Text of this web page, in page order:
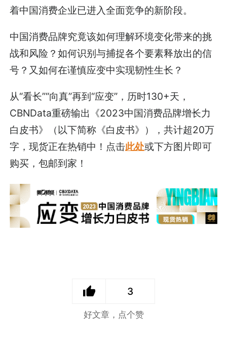
着中国消费企业已进入全面竞争的新阶段。
中国消费品牌究竟该如何理解环境变化带来的挑
战和风险？如何识别与捕捉各个要素释放出的信
号？又如何在谨慎应变中实现韧性生长？
从“看长”“向真”再到“应变”，历时130+天，
CBNData重磅输出《2023中国消费品牌增长力
白皮书》（以下简称《白皮书》），共计超20万
字，现货正在热销中！点击此处或下方图片即可
购买，包邮到家！
3
好文章，点个赞